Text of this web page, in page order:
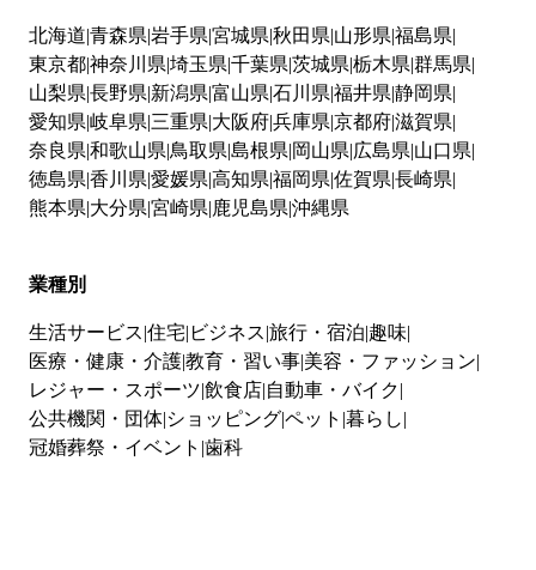
北海道 青森県 岩手県 宮城県 秋田県 山形県 福島県
東京都神奈川県 埼玉県 千葉県 茨城県 栃木県 群馬県
山梨県 長野県 新潟県 富山県 石川県 福井県 静岡県
愛知県 岐阜県 三重県 大阪府兵庫県 京都府滋賀県
奈良県 和歌山県 鳥取県 島根県 岡山県 広島県 山口県
徳島県 香川県 愛媛県 高知県 福岡県 佐賀県 長崎県
熊本県 大分県 宮崎県 鹿児島県 沖縄県
業種別
生活サービス 住宅 ビジネス 旅行・宿泊 趣味
医療・健康・介護教育・習い事 美容・ファッション
レジャー・スポーツ 飲食店 自動車・バイク
公共機関・団体 ショッピングペット 暮らし
冠婚葬祭・イベント 歯科